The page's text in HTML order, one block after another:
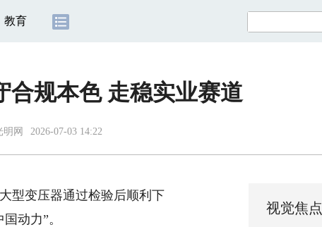
教育
合规本色 走稳实业赛道
明网 2026-07-03 14:22
型变压器通过检验后顺利下
动力”。
视觉焦点